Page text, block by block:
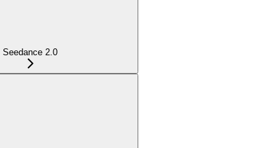
Seedance 2.0